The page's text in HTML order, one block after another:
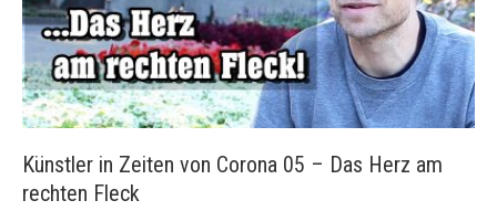
Künstler in Zeiten von Corona 05 – Das Herz am
rechten Fleck